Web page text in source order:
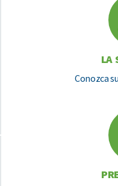
LA
Conozca